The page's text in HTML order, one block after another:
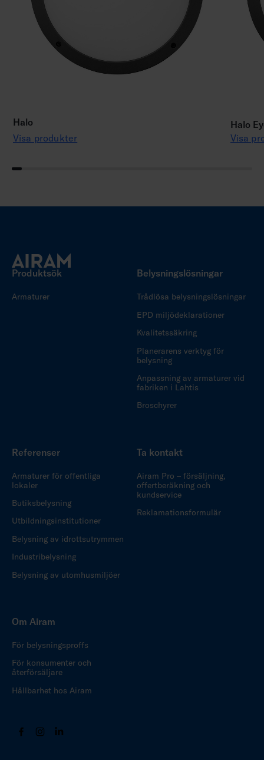
Halo
Visa produkter
Halo
Visa
Produktsök
Armaturer
Belysningslösningar
Trådlösa belysningslösningar
EPD miljödeklarationer
Kvalitetssäkring
Planerarens verktyg för
belysning
Anpassning av armaturer vid
fabriken i Lahtis
Broschyrer
Referenser
Armaturer för offentliga
lokaler
Butiksbelysning
Utbildningsinstitutioner
Belysning av idrottsutrymmen
Industribelysning
Belysning av utomhusmiljöer
Ta kontakt
Airam Pro – försäljning,
offertberäkning och
kundservice
Reklamationsformulär
Om Airam
För belysningsproffs
För konsumenter och
återförsäljare
Hållbarhet hos Airam